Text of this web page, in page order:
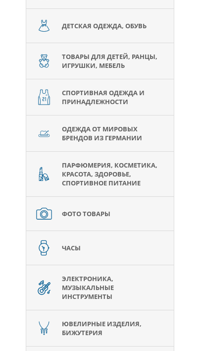
ДЕТСКАЯ ОДЕЖДА, ОБУВЬ
ТОВАРЫ ДЛЯ ДЕТЕЙ, РАНЦЫ,
ИГРУШКИ, МЕБЕЛЬ
СПОРТИВНАЯ ОДЕЖДА И
ПРИНАДЛЕЖНОСТИ
ОДЕЖДА ОТ МИРОВЫХ
БРЕНДОВ ИЗ ГЕРМАНИИ
ПАРФЮМЕРИЯ, КОСМЕТИКА,
КРАСОТА, ЗДОРОВЬЕ,
СПОРТИВНОЕ ПИТАНИЕ
ФОТО ТОВАРЫ
ЧАСЫ
ЭЛЕКТРОНИКА,
МУЗЫКАЛЬНЫЕ
ИНСТРУМЕНТЫ
ЮВЕЛИРНЫЕ ИЗДЕЛИЯ,
БИЖУТЕРИЯ